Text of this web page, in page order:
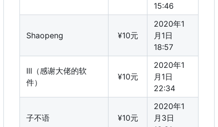
15:46
Shaopeng ¥10元
2020年1
月1日
18:57
III（感谢大佬的软
件）
¥10元
2020年1
月1日
22:34
子不语 ¥10元
2020年1
月3日